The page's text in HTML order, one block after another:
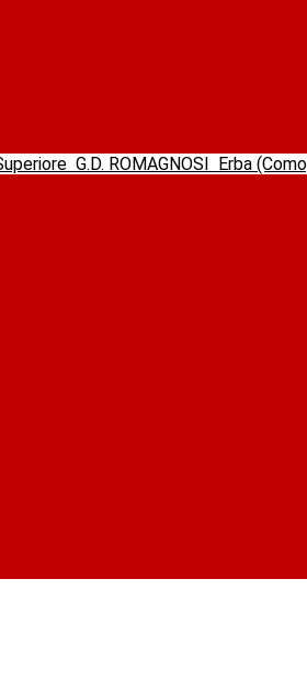
G.D. ROMAGNOSI Erba